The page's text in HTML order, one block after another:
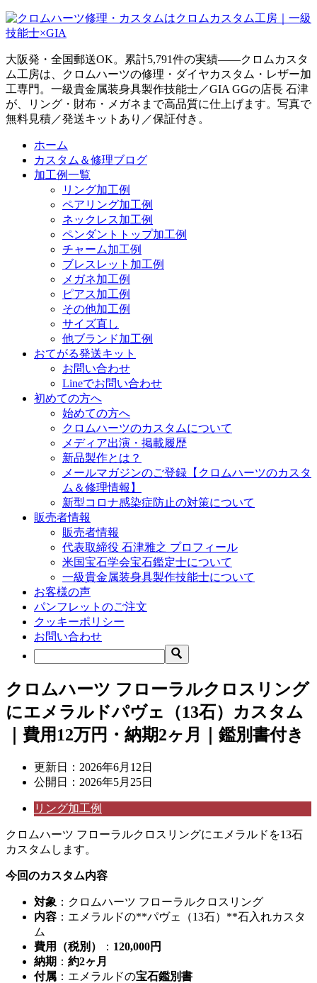
大阪発・全国郵送OK。累計5,791件の実績——クロムカスタ
ム工房は、クロムハーツの修理・ダイヤカスタム・レザー加
工専門。一級貴金属装身具製作技能士／GIA GGの店長 石津
が、リング・財布・メガネまで高品質に仕上げます。写真で
無料見積／発送キットあり／保証付き。
ホーム
カスタム＆修理ブログ
加工例一覧
リング加工例
ペアリング加工例
ネックレス加工例
ペンダントトップ加工例
チャーム加工例
ブレスレット加工例
メガネ加工例
ピアス加工例
その他加工例
サイズ直し
他ブランド加工例
おてがる発送キット
お問い合わせ
Lineでお問い合わせ
初めての方へ
始めての方へ
クロムハーツのカスタムについて
メディア出演・掲載履歴
新品製作とは？
メールマガジンのご登録【クロムハーツのカスタ
ム＆修理情報】
新型コロナ感染症防止の対策について
販売者情報
販売者情報
代表取締役 石津雅之 プロフィール
米国宝石学会宝石鑑定士について
一級貴金属装身具製作技能士について
お客様の声
パンフレットのご注文
クッキーポリシー
お問い合わせ
クロムハーツ フローラルクロスリング
にエメラルドパヴェ（13石）カスタム
｜費用12万円・納期2ヶ月｜鑑別書付き
更新日： 2026年6月12日
公開日： 2026年5月25日
リング加工例
クロムハーツ フローラルクロスリングにエメラルドを13石
カスタムします。
今回のカスタム内容
対象 ：クロムハーツ フローラルクロスリング
内容 ：エメラルドの**パヴェ（13石）**石入れカスタ
ム
費用（税別）
： 120,000円
納期 ： 約2ヶ月
付属 ：エメラルドの宝石鑑別書